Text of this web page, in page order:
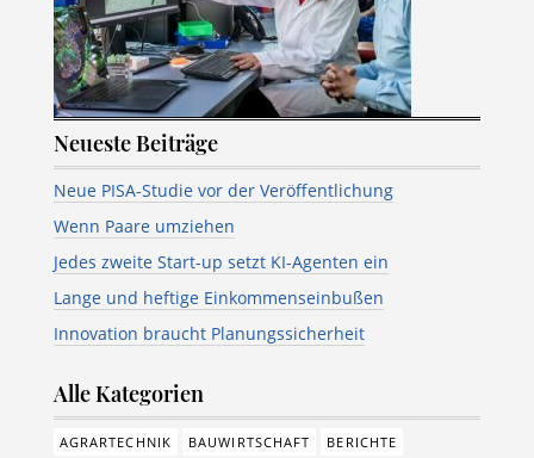
Neueste Beiträge
Neue PISA-Studie vor der Veröffentlichung
Wenn Paare umziehen
Jedes zweite Start-up setzt KI-Agenten ein
Lange und heftige Einkommenseinbußen
Innovation braucht Planungssicherheit
Alle Kategorien
AGRARTECHNIK BAUWIRTSCHAFT
BERICHTE